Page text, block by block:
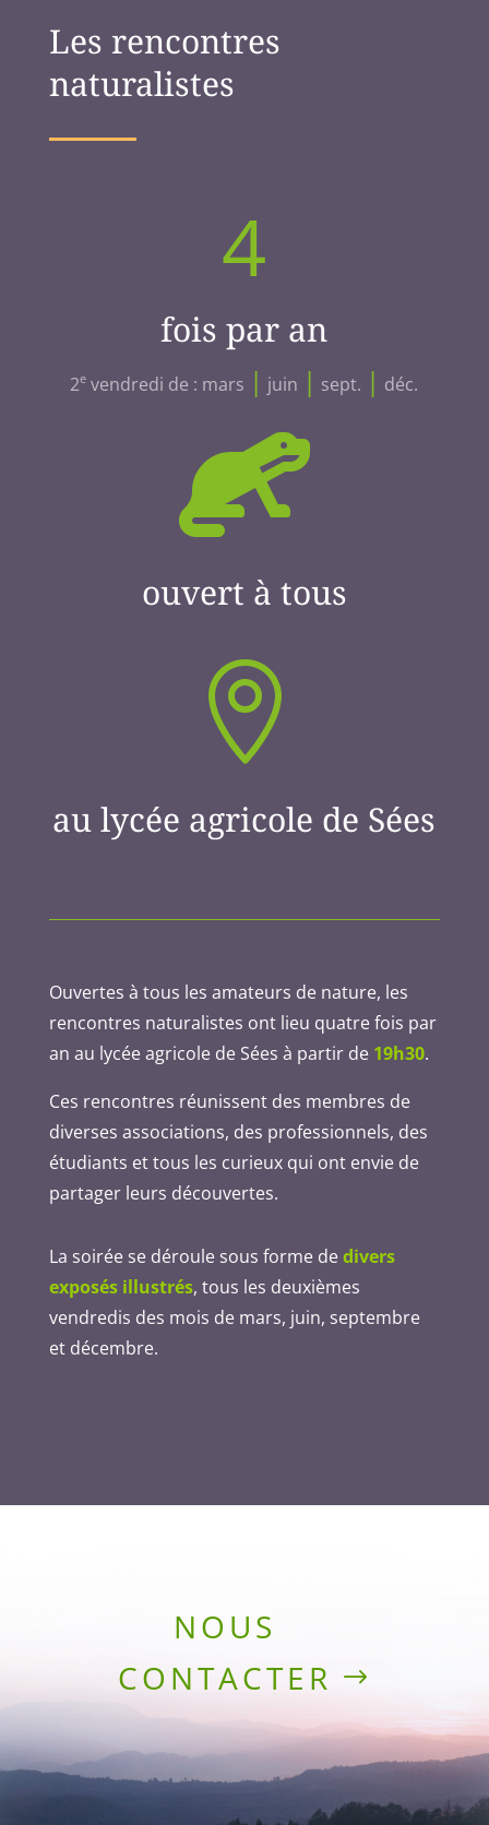
Les rencontres
naturalistes
4
fois par an
2e vendredi de : mars | juin | sept. | déc.

ouvert à tous

au lycée agricole de Sées
Ouvertes à tous les amateurs de nature, les
rencontres naturalistes ont lieu quatre fois par
an au lycée agricole de Sées à partir de 19h30.
Ces rencontres réunissent des membres de
diverses associations, des professionnels, des
étudiants et tous les curieux qui ont envie de
partager leurs découvertes.
La soirée se déroule sous forme dedivers
exposés illustrés, tous les deuxièmes
vendredis des mois de mars, juin, septembre
et décembre.
NOUS
CONTACTER